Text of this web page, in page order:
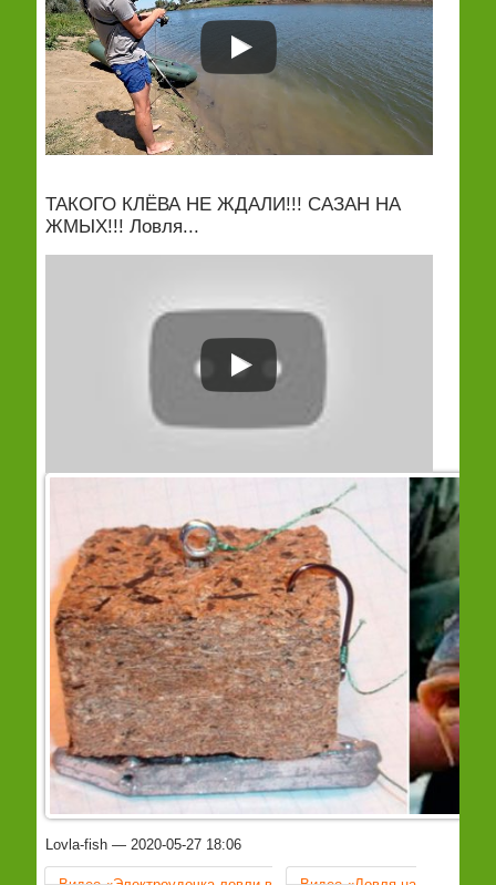
ТАКОГО КЛЁВА НЕ ЖДАЛИ!!! САЗАН НА
ЖМЫХ!!! Ловля...
Lovla-fish 2020-05-27 18:06